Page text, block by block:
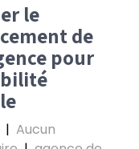
le
de
pour
| Aucun